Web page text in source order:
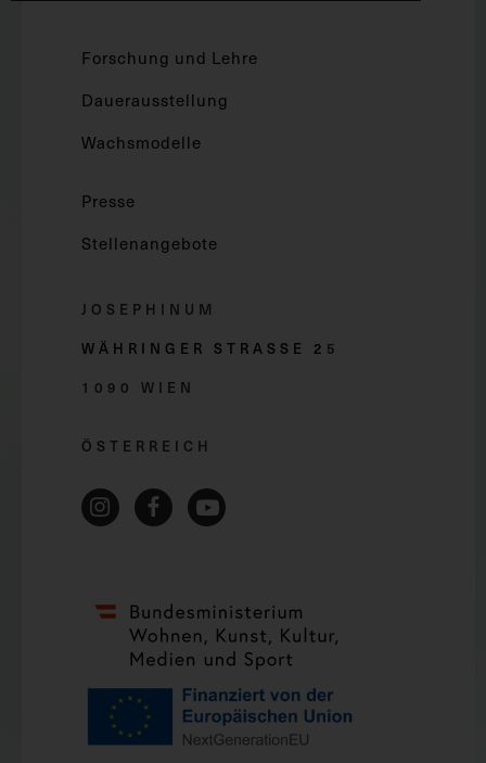
Forschung und Lehre
Dauerausstellung
Wachsmodelle
Presse
Stellenangebote
JOSEPHINUM
WÄHRINGER STRASSE 2 5
1090 WIEN
ÖSTERREICH